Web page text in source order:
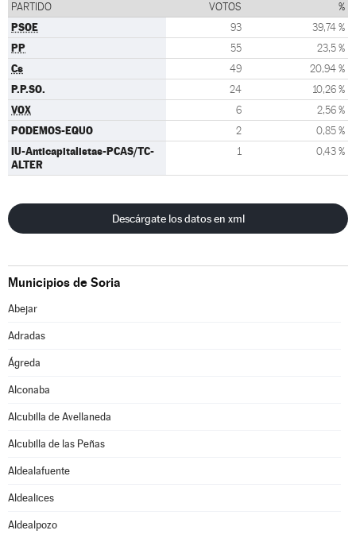
PARTIDO VOTOS %
PSOE 93 39,74 %
PP 55 23,5 %
Cs 49 20,94 %
P.P.SO. 24 10,26 %
VOX 6 2,56 %
PODEMOS-EQUO 2 0,85 %
IU-Anticapitalistas-PCAS/TC-
ALTER
1 0,43 %
Descárgate los datos en xml
Municipios de Soria
Abejar
Adradas
Ágreda
Alconaba
Alcubilla de Avellaneda
Alcubilla de las Peñas
Aldealafuente
Aldealices
Aldealpozo